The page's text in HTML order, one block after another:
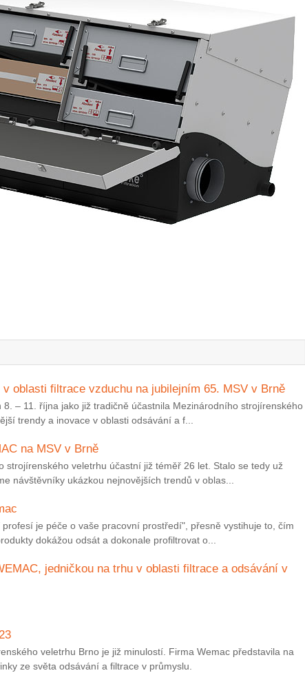
oblasti filtrace vzduchu na jubilejním 65. MSV v Brně
8. – 11. října jako již tradičně účastnila Mezinárodního strojírenského
trendy a inovace v oblasti odsávání a f...
na MSV v Brně
strojírenského veletrhu účastní již téměř 26 let. Stalo se tedy už
návštěvníky ukázkou nejnovějších trendů v oblas...
profesí je péče o vaše pracovní prostředí", přesně vystihuje to, čím
dokážou odsát a dokonale profiltrovat o...
jedničkou na trhu v oblasti filtrace a odsávání v
veletrhu Brno je již minulostí. Firma Wemac představila na
ze světa odsávání a filtrace v průmyslu.